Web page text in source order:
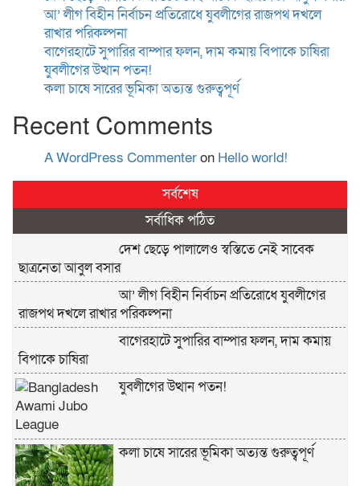
আ’ লীগ বিহীন নির্বাচন প্রতিরোধে যুবলীগের রাজপথ দখলে
রাখার পরিকল্পনা
বাগেরহাটে সুপারির বাম্পার ফলন, দাম কমায় বিপাকে চাষিরা
যুবলীগের উত্থান পতন!
কলা চাষে সারের ভূমিকা অত্যন্ত গুরুত্বপূর্ণ
Recent Comments
A WordPress Commenteron Hello world!
সর্বশেষ
সর্বাধিক পঠিত
দেশ ছেড়ে পালালেও স্বস্তিতে নেই সাবেক
ছাত্রনেতা আবুল বসার
আ’ লীগ বিহীন নির্বাচন প্রতিরোধে যুবলীগের
রাজপথ দখলে রাখার পরিকল্পনা
বাগেরহাটে সুপারির বাম্পার ফলন, দাম কমায়
বিপাকে চাষিরা
যুবলীগের উত্থান পতন!
কলা চাষে সারের ভূমিকা অত্যন্ত গুরুত্বপূর্ণ